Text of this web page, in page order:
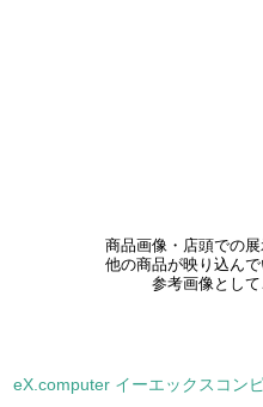
商品画像・店頭での展
他の商品が映り込んで
参考画像として
eX.computer イーエックスコン